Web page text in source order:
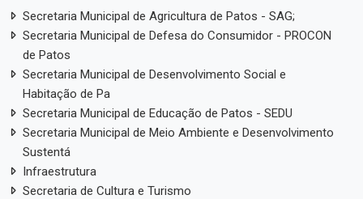
Secretaria Municipal de Agricultura de Patos - SAG;
Secretaria Municipal de Defesa do Consumidor - PROCON
de Patos
Secretaria Municipal de Desenvolvimento Social e
Habitação de Pa
Secretaria Municipal de Educação de Patos - SEDU
Secretaria Municipal de Meio Ambiente e Desenvolvimento
Sustentá
Infraestrutura
Secretaria de Cultura e Turismo